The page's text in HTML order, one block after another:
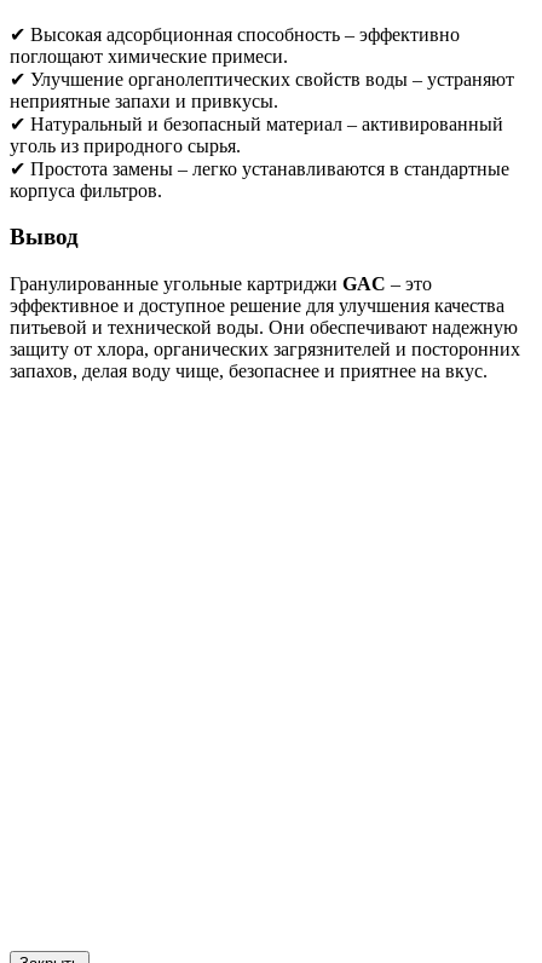
✔ Высокая адсорбционная способность – эффективно
поглощают химические примеси.
✔ Улучшение органолептических свойств воды – устраняют
неприятные запахи и привкусы.
✔ Натуральный и безопасный материал – активированный
уголь из природного сырья.
✔ Простота замены – легко устанавливаются в стандартные
корпуса фильтров.
Вывод
Гранулированные угольные картриджи GAC – это
эффективное и доступное решение для улучшения качества
питьевой и технической воды. Они обеспечивают надежную
защиту от хлора, органических загрязнителей и посторонних
запахов, делая воду чище, безопаснее и приятнее на вкус.